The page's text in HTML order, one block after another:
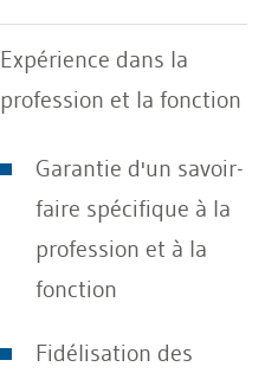
Expérience dans la
profession et la fonction
Garantie d'un savoir-
faire spécifique à la
profession et à la
fonction
Fidélisation des